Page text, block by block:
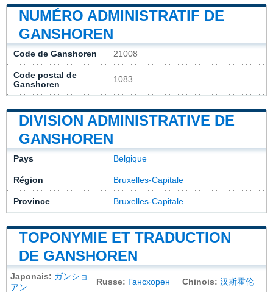
NUMÉRO ADMINISTRATIF DE
GANSHOREN
Code de Ganshoren 21008
Code postal de
Ganshoren
1083
DIVISION ADMINISTRATIVE DE
GANSHOREN
Pays Belgique
Région Bruxelles-Capitale
Province Bruxelles-Capitale
TOPONYMIE ET TRADUCTION
DE GANSHOREN
Japonais: ガンショ
アン
Russe: Гансхорен Chinois: 汉斯霍伦